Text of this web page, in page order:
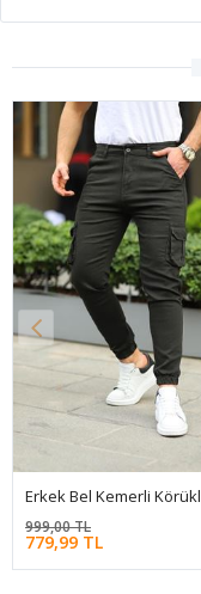
Erkek Bel Kemerli Körüklü Jogger Paça Lastikli Pantolon
%22